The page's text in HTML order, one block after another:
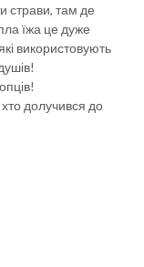
страви, там де
їжа це дуже
використовують
долучився до